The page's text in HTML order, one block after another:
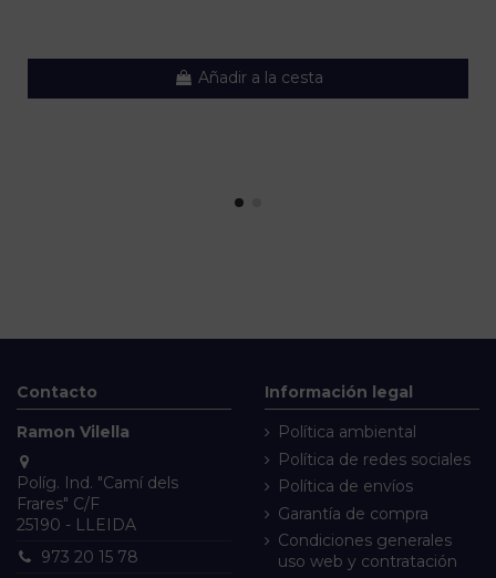
Añadir a la cesta
Contacto
Ramon Vilella
Políg. Ind. "Camí dels
Frares" C/F
25190 - LLEIDA
973 20 15 78
Información legal
Política ambiental
Política de redes sociales
Política de envíos
Garantía de compra
Condiciones generales
uso web y contratación